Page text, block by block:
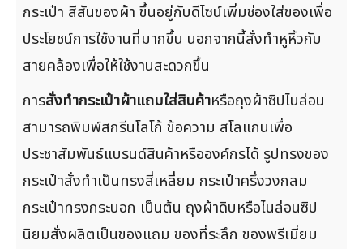
กระเป๋า สีสันของผ้า ขึ้นอยู่กับดีไซน์เพิ่มช่องใส่ของเพื่อ
ประโยชน์การใช้งานที่มากขึ้น นอกจากนี้สั่งทำหูหิ้วกับ
สายคล้องเพื่อให้ใช้งานสะดวกขึ้น
การสั่งทำกระเป๋าผ้าแถมใส่สินค้าหรือถุงผ้าซิปไนล่อน
สามารถพิมพ์สกรีนโลโก้ ข้อความ สโลแกนเพื่อ
ประชาสัมพันธ์แบรนด์สินค้าหรือองค์กรได้ รูปทรงของ
กระเป๋าสั่งทำเป็นทรงสี่เหลี่ยม กระเป๋าครึ่งวงกลม
กระเป๋าทรงกระบอก เป็นต้น ถุงผ้าดิบหรือไนล่อนซิป
นิยมสั่งผลิตเป็นของแถม ของที่ระลึก ของพรีเมี่ยม